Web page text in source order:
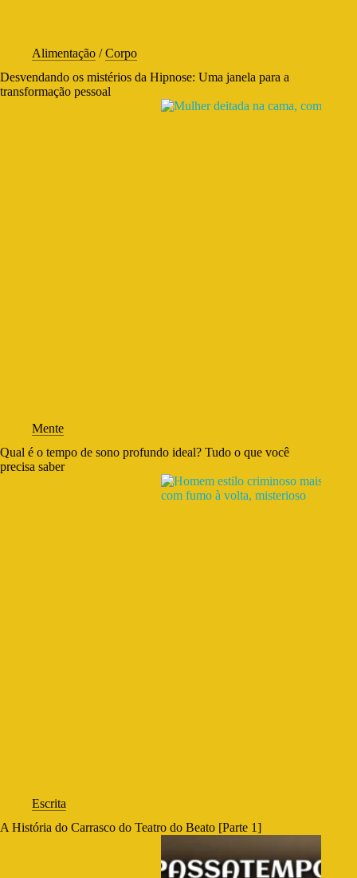
Alimentação /Corpo
Desvendando os mistérios da Hipnose: Uma janela para a
transformação pessoal
Mente
Qual é o tempo de sono profundo ideal? Tudo o que você
precisa saber
Escrita
A História do Carrasco do Teatro do Beato [Parte 1]